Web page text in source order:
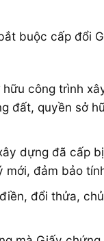
buộc cấp đổi
công trình
đất, quyền sở
dựng đã cấp
mới, đảm bảo
đổi thửa,